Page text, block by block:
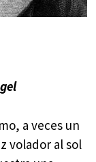
a veces un
volador al sol